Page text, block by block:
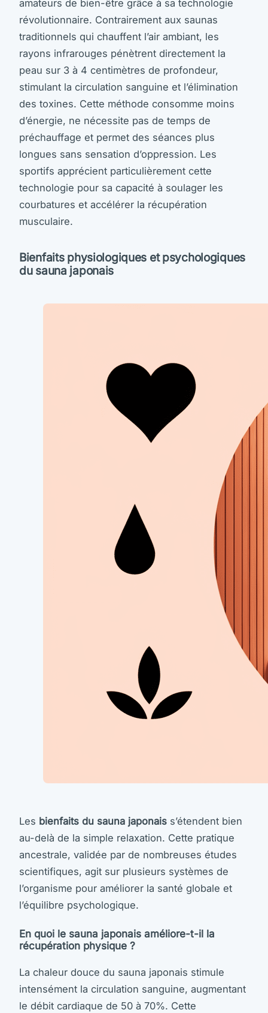
amateurs de bien-être grâce à sa technologie
révolutionnaire. Contrairement aux saunas
traditionnels qui chauffent l’air ambiant, les
rayons infrarouges pénètrent directement la
peau sur 3 à 4 centimètres de profondeur,
stimulant la circulation sanguine et l’élimination
des toxines. Cette méthode consomme moins
d’énergie, ne nécessite pas de temps de
préchauffage et permet des séances plus
longues sans sensation d’oppression. Les
sportifs apprécient particulièrement cette
technologie pour sa capacité à soulager les
courbatures et accélérer la récupération
musculaire.
Bienfaits physiologiques et psychologiques
du sauna japonais
Les bienfaits du sauna japonais s’étendent bien
au-delà de la simple relaxation. Cette pratique
ancestrale, validée par de nombreuses études
scientifiques, agit sur plusieurs systèmes de
l’organisme pour améliorer la santé globale et
l’équilibre psychologique.
En quoi le sauna japonais améliore-t-il la
récupération physique ?
La chaleur douce du sauna japonais stimule
intensément la circulation sanguine, augmentant
le débit cardiaque de 50 à 70%. Cette